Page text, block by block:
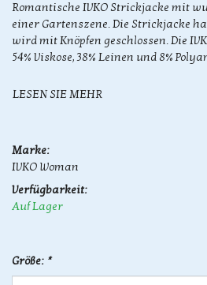
Romantische IVKO Strickjacke mit
einer Gartenszene. Die Strickjacke
wird mit Knöpfen geschlossen. Die
54% Viskose, 38% Leinen und 8%
LESEN SIE MEHR
Marke:
IVKO Woman
Verfügbarkeit:
Auf Lager
Größe: *